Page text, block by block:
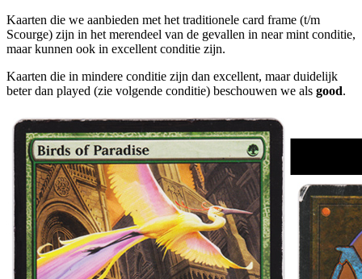
Kaarten die we aanbieden met het traditionele card frame (t/m
Scourge) zijn in het merendeel van de gevallen in near mint conditie,
maar kunnen ook in excellent conditie zijn.
Kaarten die in mindere conditie zijn dan excellent, maar duidelijk
beter dan played (zie volgende conditie) beschouwen we als good.